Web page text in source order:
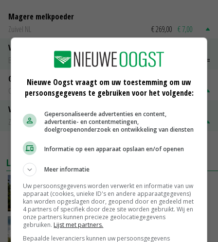
Magere melkpoeder
Zuivel NL
€ 269,00 € 7,00
Vleeskuikens 2001-2600 gr
Barneveld
€ 1,09
Gerst
Groningen
€ 197,00 € 2,00
Volle melkpoeder
Zuivel NL
MEER MARKTPRIJZEN
LAATSTE NIEUWS
Kamervragen over onttrekkingsverbod,
minister spreekt van ‘ondernemersrisico’
GISTEREN, 16:27
‘Rendement van Krullvarkens komt van de
overkant’
Nieuwe Oogst vraagt om uw toestemming om uw
persoonsgegevens te gebruiken voor het volgende:
Gepersonaliseerde advertenties en content,
advertentie- en contentmetingen,
doelgroepenonderzoek en ontwikkeling van diensten
Informatie op een apparaat opslaan en/of openen
Meer informatie
Uw persoonsgegevens worden verwerkt en informatie van uw
apparaat (cookies, unieke ID's en andere apparaatgegevens)
kan worden opgeslagen door, geopend door en gedeeld met
4 partners of specifiek door deze site worden gebruikt. Wij en
onze partners kunnen precieze geolocatiegegevens
gebruiken. Lijst met partners.
Bepaalde leveranciers kunnen uw persoonsgegevens